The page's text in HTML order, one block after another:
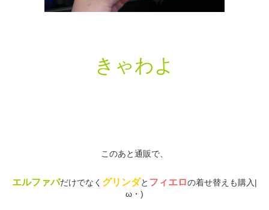
きゃわよ
このあと通販で、
エルファバだけでなく グリンダと フィエロの着せ替えも購入|
ω・)